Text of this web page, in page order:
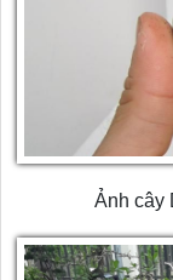
Ảnh cây